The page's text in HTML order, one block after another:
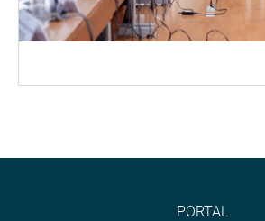
PORTAL